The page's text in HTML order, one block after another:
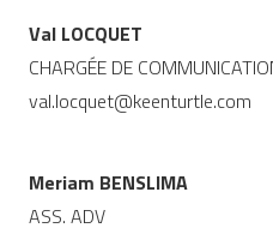
Val LOCQUET
CHARGÉE DE
val.locquet@keenturtle.com
Meriam BENSLIMA
ASS. ADV